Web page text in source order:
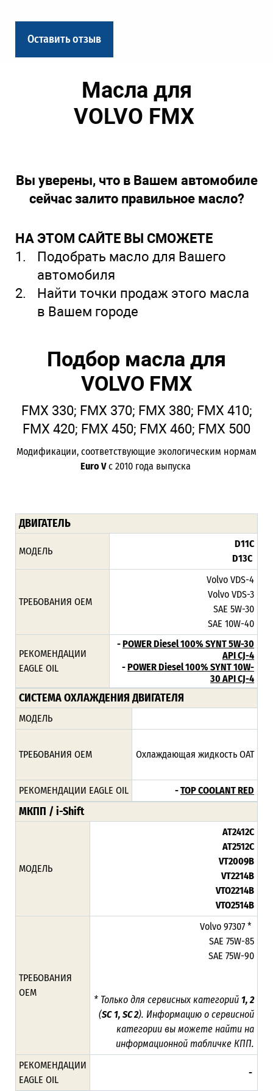
Оставить отзыв
Масла для
VOLVO FMX
Вы уверены, что в Вашем автомобиле
сейчас залито правильное масло?
НА ЭТОМ САЙТЕ ВЫ СМОЖЕТЕ
Подобрать масло для Вашего
автомобиля
Найти точки продаж этого масла
в Вашем городе
Подбор масла для
VOLVO FMX
FMX 330; FMX 370; FMX 380; FMX 410;
FMX 420; FMX 450; FMX 460; FMX 500
Модификации, соответствующие экологическим нормам
Euro Vс 2010 года выпуска
ДВИГАТЕЛЬ
МОДЕЛЬ
D11C
D13C
ТРЕБОВАНИЯ ОЕМ
Volvo VDS-4
Volvo VDS-3
SAE 5W-30
SAE 10W-40
РЕКОМЕНДАЦИИ
EAGLE OIL
-POWER Diesel 100% SYNT 5W-30
API CJ-4
-POWER Diesel 100% SYNT 10W-
30 API CJ-4
СИСТЕМА ОХЛАЖДЕНИЯ ДВИГАТЕЛЯ
МОДЕЛЬ
ТРЕБОВАНИЯ ОЕМ Охлаждающая жидкость ОАТ
РЕКОМЕНДАЦИИ EAGLE OIL -TOP COOLANT RED
МКПП / i-Shift
МОДЕЛЬ
AT2412C
AT2512C
VT2009B
VT2214B
VTO2214B
VTO2514B
ТРЕБОВАНИЯ
ОЕМ
Volvo 97307 *
SAE 75W-85
SAE 75W-90
* Только для сервисных категорий 1, 2
(SC 1, SC 2). Информацию о сервисной
категории вы можете найти на
информационной табличке КПП.
РЕКОМЕНДАЦИИ
EAGLE OIL
-